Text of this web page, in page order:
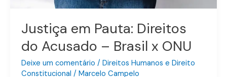
Justiça em Pauta: Direitos
do Acusado – Brasil x ONU
Deixe um comentário / Direitos Humanos e Direito
Constitucional / Marcelo Campelo